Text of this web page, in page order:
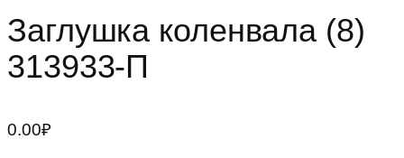
Заглушка коленвала (8)
313933-П
0.00₽